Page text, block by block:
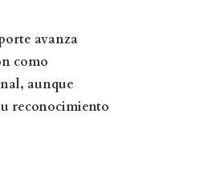
avanza
como
aunque
reconocimiento